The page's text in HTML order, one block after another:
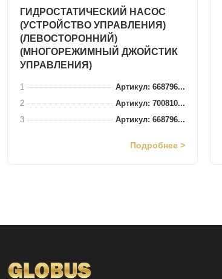
ГИДРОСТАТИЧЕСКИЙ НАСОС
(УСТРОЙСТВО УПРАВЛЕНИЯ)
(ЛЕВОСТОРОННИЙ)
(МНОГОРЕЖИМНЫЙ ДЖОЙСТИК
УПРАВЛЕНИЯ)
1
Артикул: 668796...
2
Артикул: 700810...
3
Артикул: 668796...
Подробнее >